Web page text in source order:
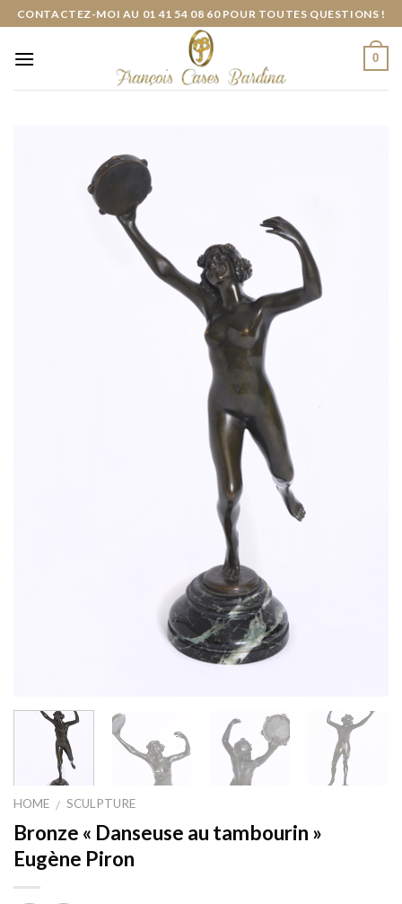
Skip
content
CONTACTEZ-MOI AU 01 41 54 08 60 POUR TOUTES QUESTIONS !
0
HOME / SCULPTURE
Bronze « Danseuse au tambourin »
Eugène Piron